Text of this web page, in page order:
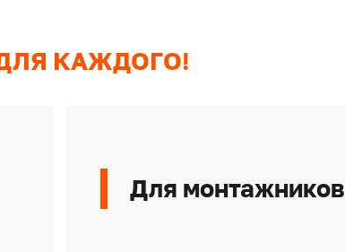
КАЖДОГО!
Для монтажников